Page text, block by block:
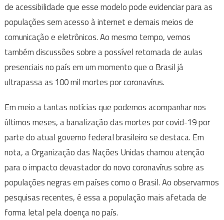
de acessibilidade que esse modelo pode evidenciar para as
populações sem acesso à internet e demais meios de
comunicação e eletrônicos. Ao mesmo tempo, vemos
também discussões sobre a possível retomada de aulas
presenciais no país em um momento que o Brasil já
ultrapassa as 100 mil mortes por coronavírus.
Em meio a tantas notícias que podemos acompanhar nos
últimos meses, a banalização das mortes por covid-19 por
parte do atual governo federal brasileiro se destaca. Em
nota, a Organização das Nações Unidas chamou atenção
para o impacto devastador do novo coronavírus sobre as
populações negras em países como o Brasil. Ao observarmos
pesquisas recentes, é essa a população mais afetada de
forma letal pela doença no país.